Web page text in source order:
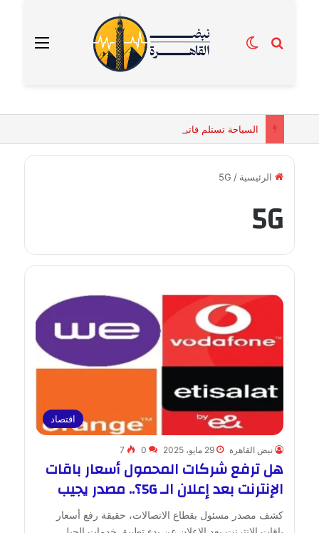
القائمة بحث عنالوضع المظلم
الرئيسية /
5G
5G
اقتصاد
نبض القاهرة 29 مايو، 2025 0
7
هل ترفع شركات المحمول أسعار باقات
الإنترنت بعد إعلان الـ 5G؟.. مصدر يجيب
كشف مصدر مسئول بقطاع الاتصالات، حقيقة رفع أسعار